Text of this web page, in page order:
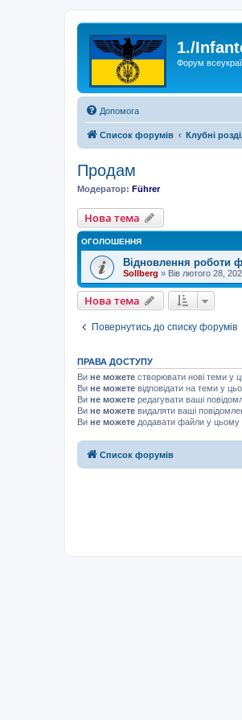
1./
Форум
Допомога
Список форумів Клубні
Продам
Модератор: Führer
Нова тема
ОГОЛОШЕННЯ
Відновлення роботи
Sollberg » Вів лютого 28,
Нова тема
Повернутись до списку форумів
ПРАВА ДОСТУПУ
Ви не можете створювати нові теми у
Ви не можете відповідати на теми у
Ви не можете редагувати ваші
Ви не можете видаляти ваші
Ви не можете додавати файли у цьому
Список форумів